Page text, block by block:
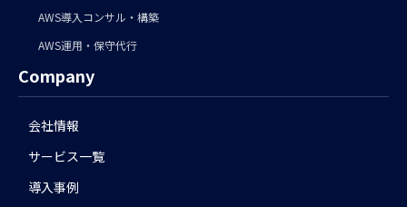
AWS導入コンサル・構築
AWS運用・保守代行
Company
会社情報
サービス一覧
導入事例